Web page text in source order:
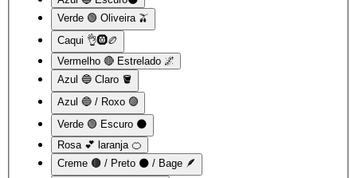
Verde 🟢 Oliveira 🫒
Caqui 👌🛞🏉
Vermelho 🔴 Estrelado 🌌
Azul 🔵 Claro 🪣
Azul 🔵 / Roxo 🟣
Verde 🟢 Escuro 🌑
Rosa 💕 laranja 🍊
Creme 🟤 / Preto ⚫ / Bage 🪶